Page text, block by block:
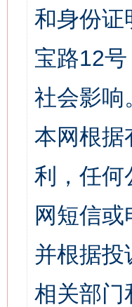
和身份证
宝路12
社会影响
本网根据
利，任何
网短信
并根据投
相关部门